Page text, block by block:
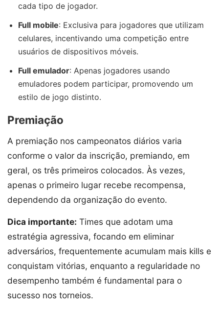
cada tipo de jogador.
Full mobile: Exclusiva para jogadores que utilizam
celulares, incentivando uma competição entre
usuários de dispositivos móveis.
Full emulador: Apenas jogadores usando
emuladores podem participar, promovendo um
estilo de jogo distinto.
Premiação
A premiação nos campeonatos diários varia
conforme o valor da inscrição, premiando, em
geral, os três primeiros colocados. Às vezes,
apenas o primeiro lugar recebe recompensa,
dependendo da organização do evento.
Dica importante: Times que adotam uma
estratégia agressiva, focando em eliminar
adversários, frequentemente acumulam mais kills e
conquistam vitórias, enquanto a regularidade no
desempenho também é fundamental para o
sucesso nos torneios.